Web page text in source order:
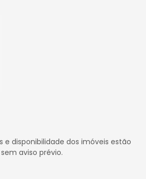
e disponibilidade dos imóveis estão
aviso prévio.